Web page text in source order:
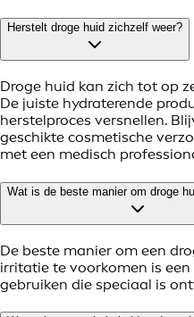
Herstelt droge huid zichzelf weer?
Droge huid kan zich tot op
De juiste hydraterende
herstelproces versnellen.
geschikte cosmetische
met een medisch
Wat is de beste manier om droge
De beste manier om een
irritatie te voorkomen is
gebruiken die speciaal is